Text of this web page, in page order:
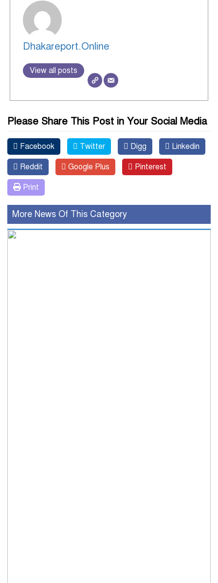
Dhakareport.Online
View all posts
Please Share This Post in Your Social Media
Facebook Twitter Digg Linkedin
Reddit Google Plus Pinterest
Print
More News Of This Category